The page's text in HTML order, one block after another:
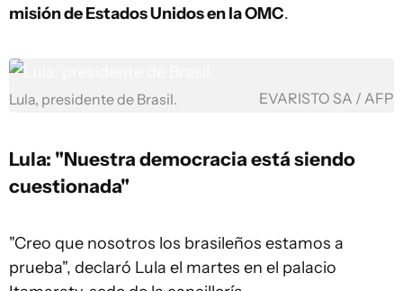
misión de Estados Unidos en la OMC.
Lula, presidente de Brasil. EVARISTO SA / AFP
Lula: "Nuestra democracia está siendo
cuestionada"
"Creo que nosotros los brasileños estamos a
prueba", declaró Lula el martes en el palacio